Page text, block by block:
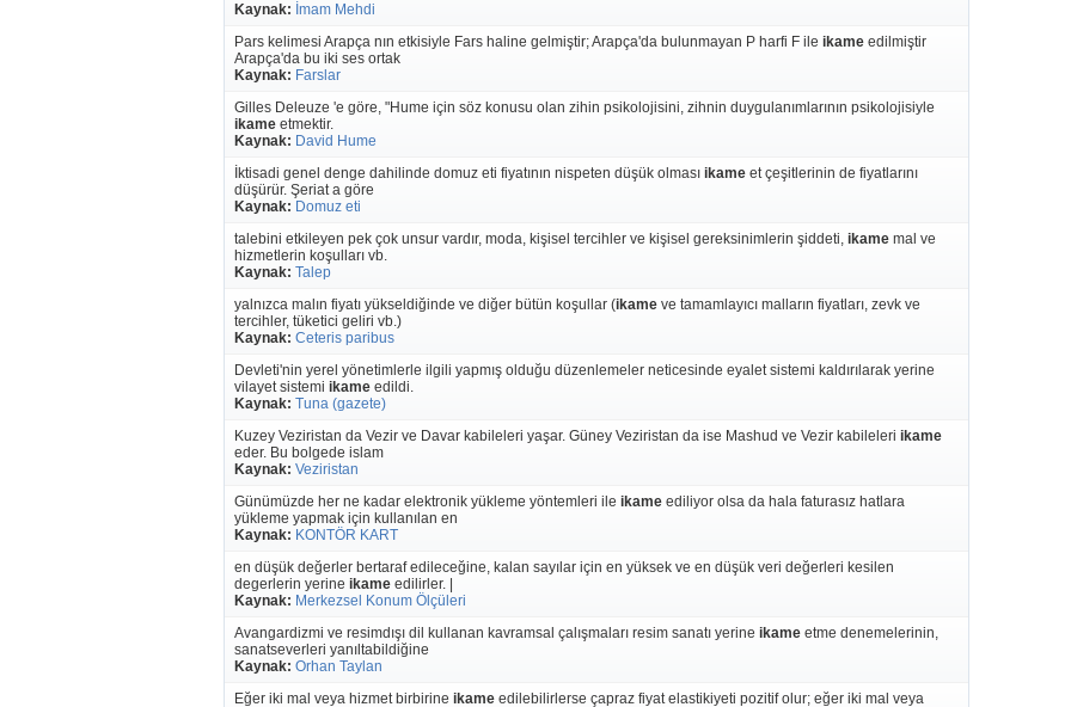
Kaynak: İmam Mehdi
Pars kelimesi Arapça nın etkisiyle Fars haline gelmiştir; Arapça'da bulunmayan P harfi F ile ikame edilmiştir
Arapça'da bu iki ses ortak
Kaynak: Farslar
Gilles Deleuze 'e göre, "Hume için söz konusu olan zihin psikolojisini, zihnin duygulanımlarının psikolojisiyle
ikame etmektir.
Kaynak: David Hume
İktisadi genel denge dahilinde domuz eti fiyatının nispeten düşük olması ikame et çeşitlerinin de fiyatlarını
düşürür. Şeriat a göre
Kaynak: Domuz eti
talebini etkileyen pek çok unsur vardır, moda, kişisel tercihler ve kişisel gereksinimlerin şiddeti, ikame mal ve
hizmetlerin koşulları vb.
Kaynak: Talep
yalnızca malın fiyatı yükseldiğinde ve diğer bütün koşullar (ikame ve tamamlayıcı malların fiyatları, zevk ve
tercihler, tüketici geliri vb.)
Kaynak: Ceteris paribus
Devleti'nin yerel yönetimlerle ilgili yapmış olduğu düzenlemeler neticesinde eyalet sistemi kaldırılarak yerine
vilayet sistemi ikame edildi.
Kaynak: Tuna (gazete)
Kuzey Veziristan da Vezir ve Davar kabileleri yaşar. Güney Veziristan da ise Mashud ve Vezir kabileleri ikame
eder. Bu bolgede islam
Kaynak: Veziristan
Günümüzde her ne kadar elektronik yükleme yöntemleri ile ikame ediliyor olsa da hala faturasız hatlara
yükleme yapmak için kullanılan en
Kaynak: KONTÖR KART
en düşük değerler bertaraf edileceğine, kalan sayılar için en yüksek ve en düşük veri değerleri kesilen
degerlerin yerine ikame edilirler. |
Kaynak: Merkezsel Konum Ölçüleri
Avangardizmi ve resimdışı dil kullanan kavramsal çalışmaları resim sanatı yerine ikame etme denemelerinin,
sanatseverleri yanıltabildiğine
Kaynak: Orhan Taylan
Eğer iki mal veya hizmet birbirine ikame edilebilirlerse çapraz fiyat elastikiyeti pozitif olur; eğer iki mal veya